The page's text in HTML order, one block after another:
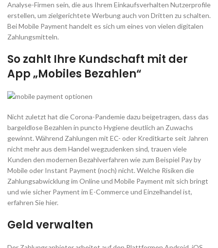
Analyse-Firmen sein, die aus Ihrem Einkaufsverhalten Nutzerprofile
erstellen, um zielgerichtete Werbung auch von Dritten zu schalten.
Bei Mobile Payment handelt es sich um eines von vielen digitalen
Zahlungsmitteln.
So zahlt Ihre Kundschaft mit der
App „Mobiles Bezahlen“
Nicht zuletzt hat die Corona-Pandemie dazu beigetragen, dass das
bargeldlose Bezahlen in puncto Hygiene deutlich an Zuwachs
gewinnt. Während Zahlungen mit EC- oder Kreditkarte seit Jahren
nicht mehr aus dem Handel wegzudenken sind, trauen viele
Kunden den modernen Bezahlverfahren wie zum Beispiel Pay by
Mobile oder Instant Payment (noch) nicht. Welche Risiken die
Zahlungsabwicklung im Online und Mobile Payment mit sich bringt
und wie sicher Payment im E-Commerce und Einzelhandel ist,
erfahren Sie hier.
Geld verwalten